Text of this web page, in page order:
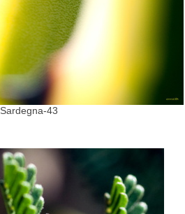
Sardegna-43